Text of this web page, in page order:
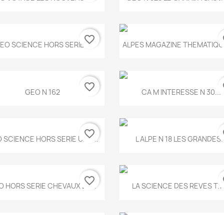
Aperçu rapide
SCIENCE HORS SERIE...
favorite_border Aperçu rapide
ALPES MAGAZINE
Aperçu rapide
GEO N 162 favorite_border Aperçu rapide
CA M INTERESSE N 30...
Aperçu rapide
SCIENCE HORS SERIE UNE...
favorite_border Aperçu rapide
L ALPE N 18 LES
Aperçu rapide
HORS SERIE CHEVAUX ET...
favorite_border Aperçu rapide
LA SCIENCE DES REVES